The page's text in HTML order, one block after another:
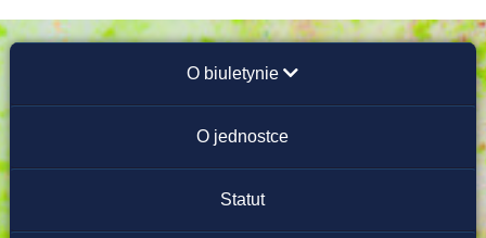
O biuletynie
Instrukcja obsługi
Redakcja strony
O jednostce
Statut